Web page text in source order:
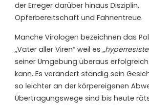
der Erreger darüber hinaus Disziplin,
Opferbereitschaft und Fahnentreue.
Manche Virologen bezeichnen das
„Vater aller Viren“ weil es „
seiner Umgebung überaus
kann. Es verändert ständig sein
so leichter an der körpereigenen
Übertragungswege sind bis heute